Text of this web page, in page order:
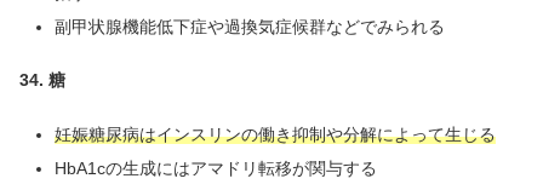
副甲状腺機能低下症や過換気症候群などでみられる
34. 糖
妊娠糖尿病はインスリンの働き抑制や分解によって生じる
HbA1cの生成にはアマドリ転移が関与する